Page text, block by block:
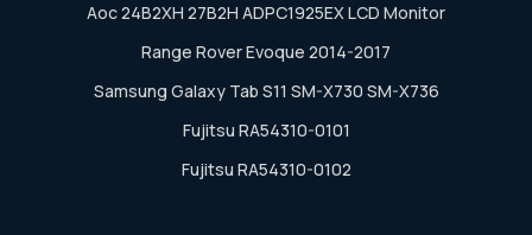
Aoc 24B2XH 27B2H ADPC1925EX LCD Monitor
Range Rover Evoque 2014-2017
Samsung Galaxy Tab S11 SM-X730 SM-X736
Fujitsu RA54310-0101
Fujitsu RA54310-0102